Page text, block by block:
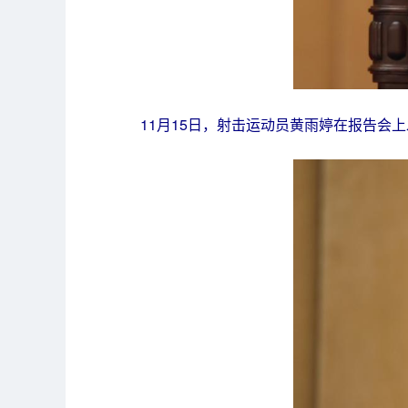
11月15日，射击运动员黄雨婷在报告会